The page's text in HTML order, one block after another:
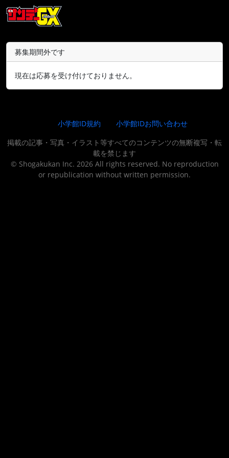
募集期間外です
現在は応募を受け付けておりません。
小学館ID規約
小学館IDお問い合わせ
掲載の記事・写真・イラスト等すべてのコンテンツの無断複写・転
載を禁じます
© Shogakukan Inc. 2026 All rights reserved. No reproduction
or republication without written permission.